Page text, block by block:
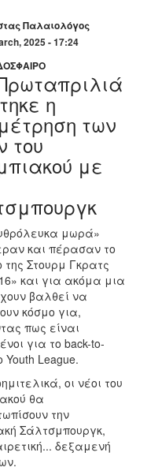
Παλαιολόγος
2025 - 17:24
η
των
του
με
μωρά»
και πέρασαν το
της Στουρμ Γκρατς
και για ακόμα μια
βαλθεί να
κόσμο για,
πως είναι
για το back-to-
Youth League.
οι νέοι του
θα
την
Σάλτσμπουργκ,
δεξαμενή